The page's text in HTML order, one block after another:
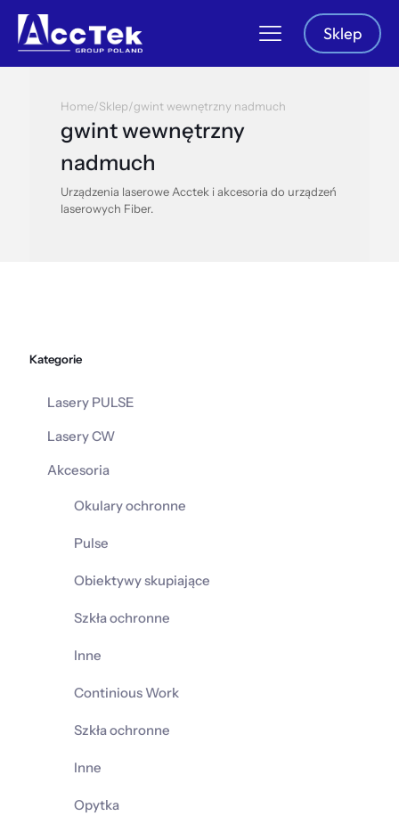
Sklep
Home/Sklep/gwint wewnętrzny nadmuch
gwint wewnętrzny
nadmuch
Urządzenia laserowe Acctek i akcesoria do urządzeń
laserowych Fiber.
Kategorie
Lasery PULSE
Lasery CW
Akcesoria
Okulary ochronne
Pulse
Obiektywy skupiające
Szkła ochronne
Inne
Continious Work
Szkła ochronne
Inne
Opytka